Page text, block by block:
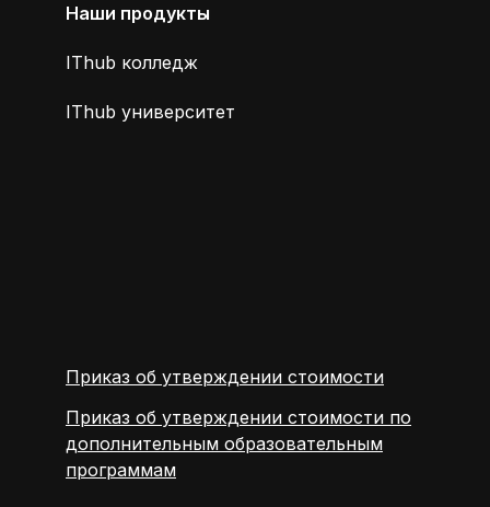
Наши продукты
IThub университет
IThub колледж
Приказ об утверждении стоимости по
дополнительным образовательным
программам
Приказ об утверждении стоимости